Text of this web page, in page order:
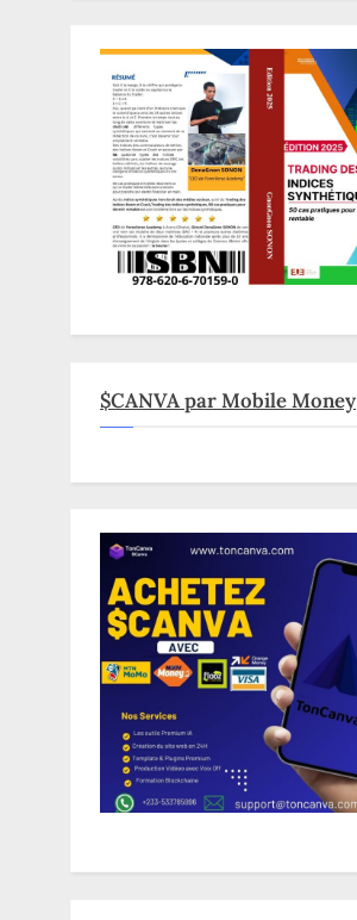
$CANVA par Mobile Money